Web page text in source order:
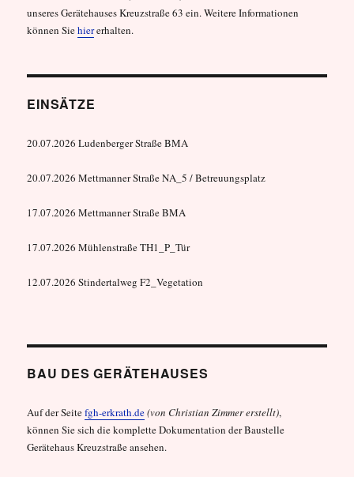
unseres Gerätehauses Kreuzstraße 63 ein. Weitere Informationen
können Siehiererhalten.
EINSÄTZE
20.07.2026 Ludenberger Straße BMA
20.07.2026 Mettmanner Straße NA_5 / Betreuungsplatz
17.07.2026 Mettmanner Straße BMA
17.07.2026 Mühlenstraße TH1_P_Tür
12.07.2026 Stindertalweg F2_Vegetation
BAU DES GERÄTEHAUSES
Auf der Seitefgh-erkrath.de(von Christian Zimmer erstellt),
können Sie sich die komplette Dokumentation der Baustelle
Gerätehaus Kreuzstraße ansehen.